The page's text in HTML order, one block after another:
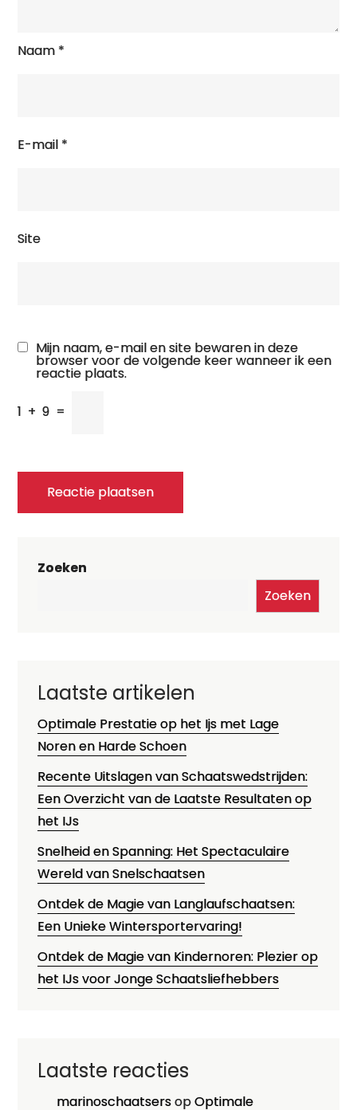
Naam *
E-mail *
Site
Mijn naam, e-mail en site bewaren in deze
browser voor de volgende keer wanneer ik een
reactie plaats.
1 + 9 =
Zoeken
Zoeken
Laatste artikelen
Optimale Prestatie op het Ijs met Lage
Noren en Harde Schoen
Recente Uitslagen van Schaatswedstrijden:
Een Overzicht van de Laatste Resultaten op
het IJs
Snelheid en Spanning: Het Spectaculaire
Wereld van Snelschaatsen
Ontdek de Magie van Langlaufschaatsen:
Een Unieke Wintersportervaring!
Ontdek de Magie van Kindernoren: Plezier op
het IJs voor Jonge Schaatsliefhebbers
Laatste reacties
marinoschaatsersopOptimale